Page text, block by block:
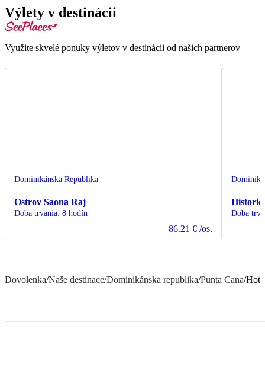
Výlety v destinácii
Využite skvelé ponuky výletov v destinácii od našich partnerov
Dominikánska Republika
Ostrov Saona Raj
Doba trvania: 8 hodín
86.21 € /os.
Doba
Dovolenka/Naše destinace/Dominikánska republika/Punta Cana/